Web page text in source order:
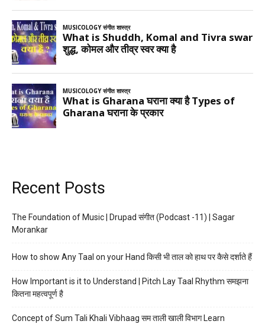
Recent Posts
The Foundation of Music | Drupad संगीत (Podcast -11) | Sagar
Morankar
How to show Any Taal on your Hand किसी भी ताल को हाथ पर कैसे दर्शाते हैं
How Important is it to Understand | Pitch Lay Taal Rhythm समझना
कितना महत्वपूर्ण है
Concept of Sum Tali Khali Vibhaag सम ताली खाली विभाग Learn